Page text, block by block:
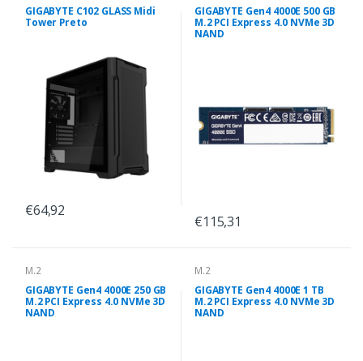
GIGABYTE C102 GLASS Midi
Tower Preto
€64,92
GIGABYTE Gen4 4000E 500 GB
M.2 PCI Express 4.0 NVMe 3D
NAND
€115,31
M.2
GIGABYTE Gen4 4000E 250 GB
M.2 PCI Express 4.0 NVMe 3D
NAND
M.2
GIGABYTE Gen4 4000E 1 TB
M.2 PCI Express 4.0 NVMe 3D
NAND